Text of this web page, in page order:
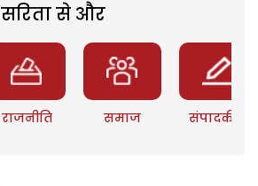
सरिता से और
राजनीति समाज संपादकीय